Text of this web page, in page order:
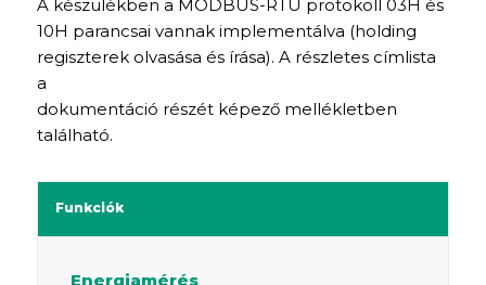
A készülékben a MODBUS-RTU protokoll 03H és
10H parancsai vannak implementálva (holding
regiszterek olvasása és írása). A részletes címlista
a
dokumentáció részét képező mellékletben
található.
Funkciók
Energiamérés